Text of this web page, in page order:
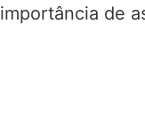
importância de